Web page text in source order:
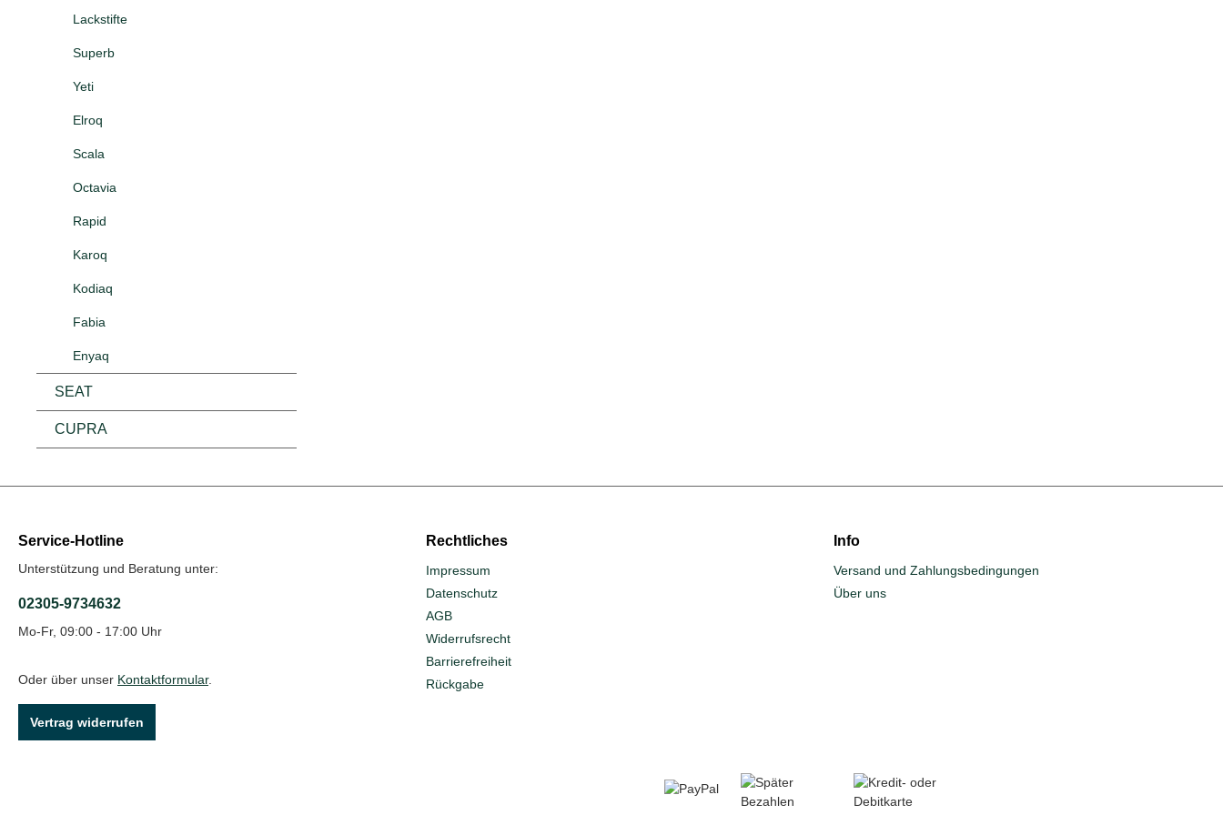
Lackstifte
Superb
Yeti
Elroq
Scala
Octavia
Rapid
Karoq
Kodiaq
Fabia
Enyaq
SEAT
CUPRA
Service-Hotline
Unterstützung und Beratung unter:
02305-9734632
Mo-Fr, 09:00 - 17:00 Uhr
Oder über unser Kontaktformular.
Vertrag widerrufen
Rechtliches
Impressum
Datenschutz
AGB
Widerrufs­recht
Barrierefreiheit
Rückgabe
Info
Versand und Zahlungsbedingungen
Über uns